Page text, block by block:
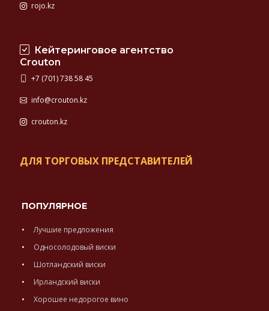
rojo.kz
Кейтеринговое агентство
Crouton
+7 (701) 738 58 45
info@crouton.kz
crouton.kz
ДЛЯ ТОРГОВЫХ ПРЕДСТАВИТЕЛЕЙ
ПОПУЛЯРНОЕ
Лучшие предложения
Односолодовый виски
Шотландский виски
Ирландский виски
Хорошее недорогое вино